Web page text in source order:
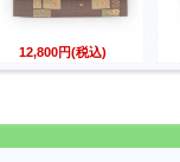
12,800円(税込)